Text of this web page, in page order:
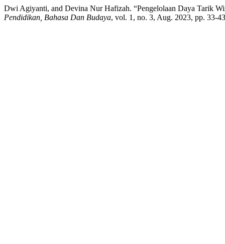
Dwi Agiyanti, and Devina Nur Hafizah. “Pengelolaan Daya Tarik
Pendidikan, Bahasa Dan Budaya, vol. 1, no. 3, Aug. 2023, pp. 33-